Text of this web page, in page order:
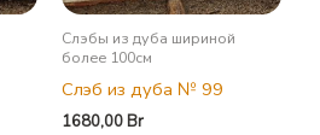
Слэбы из дуба шириной
более 100см
Слэб из дуба № 99
1680,00Br